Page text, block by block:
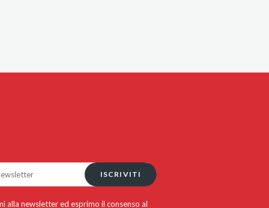
ISCRIVITI
alla newsletter ed esprimo il consenso al